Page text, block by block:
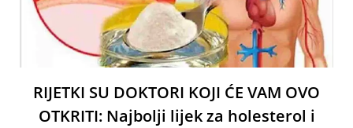
RIJETKI SU DOKTORI KOJI ĆE VAM OVO
OTKRITI: Najbolji lijek za holesterol i